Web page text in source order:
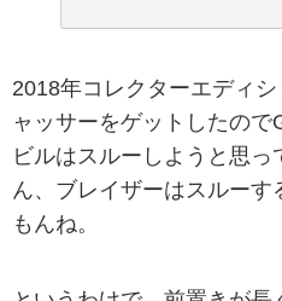
2018年コレクターエディ
ャッサーをゲットしたの
ビルはスルーしようと思っ
ん、ブレイザーはスルー
もんね。